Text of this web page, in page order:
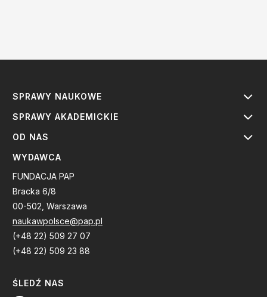
SPRAWY NAUKOWE
SPRAWY AKADEMICKIE
OD NAS
WYDAWCA
FUNDACJA PAP
Bracka 6/8
00-502, Warszawa
naukawpolsce@pap.pl
(+48 22) 509 27 07
(+48 22) 509 23 88
ŚLEDŹ NAS